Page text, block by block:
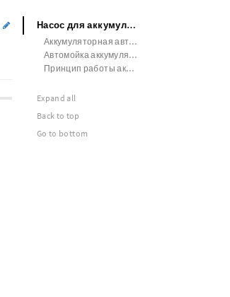
Насос для аккумуляторной автомойки
Аккумуляторная автомойка высокого давления 100барл
Автомойка аккумуляторная высокого давления с бесщеточным движком
Принцип работы аккумуляторной автомойки
Expand all
Back to top
Go to bottom